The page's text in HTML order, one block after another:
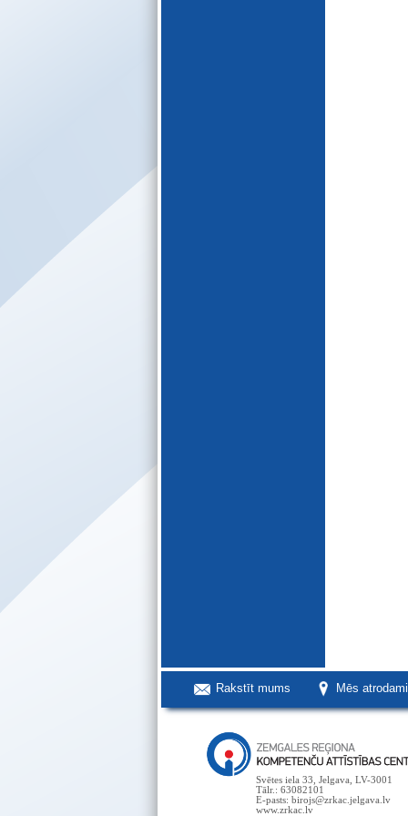
Rakstīt mums Mēs
Svētes iela 33, Jelgava, LV-3001
Tālr.: 63082101
E-pasts: birojs@zrkac.jelgava.lv
www.zrkac.lv